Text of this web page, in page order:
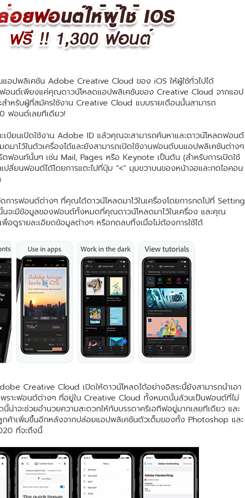
เคชัน Adobe Creative Cloud ของ iOS ให้ผู้ใช้ทั่วไปได้
อนต์เพียงแค่คุณดาวน์โหลดแอปพลิเคชันของ Creative Cloud จากแอป
สำหรับผู้ที่สมัครใช้งาน Creative Cloud แบบรายเดือนนั้นสามารถ
ฟอนต์เลยทีเดียว!
เบียนเปิดใช้งาน Adobe ID แล้วคุณจะสามารถค้นหาและดาวน์โหลดฟอนต์
มาไว้ในตัวเครื่องได้และยังสามารถเปิดใช้งานฟอนต์บนแอปพลิเคชันต่างๆ
ฟอนท์นั้นๆ เช่น Mail, Pages หรือ Keynote เป็นต้น (สำหรับการเปิดใช้
ปลี่ยนฟอนต์ได้โดยการแตะไปที่ปุ่ม “<” มุมขวาบนของหน้าจอและกดไอคอน
การฟอนต์ต่างๆ ที่คุณได้ดาวน์โหลดมาไว้ในเครื่องโดยการกดไปที่ Setting
นจะมีข้อมูลของฟอนต์ทั้งหมดที่คุณดาวน์โหลดมาไว้ในเครื่อง และคุณ
อดูรายละเอียดข้อมูลต่างๆ หรือกดลบทิ้งเมื่อไม่ต้องการใช้ได้
Creative Cloud เปิดให้ดาวน์โหลดได้อย่างอิสระนี้ยังสามารถนำเอา
พราะฟอนต์ต่างๆ ที่อยู่ใน Creative Cloud ทั้งหมดนั้นล้วนเป็นฟอนต์ที่ไม่
น่าจะช่วยอำนวยความสะดวกให้กับบรรดาครีเอทีฟอยู่มากเลยทีเดียว และ
กค้าเพิ่มขึ้นอีกหลังจากปล่อยแอปพลิเคชันตัวเต็มของทั้ง Photoshop และ
ที่จะถึงนี้